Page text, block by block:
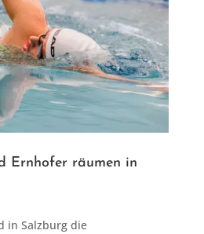
Ernhofer räumen in
in Salzburg die